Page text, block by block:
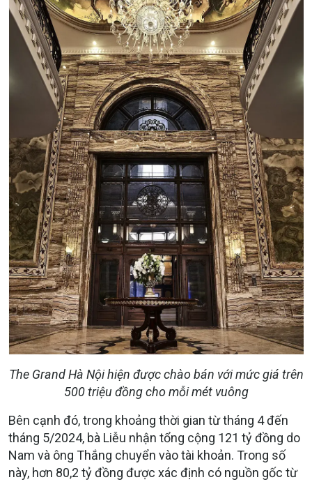
The Grand Hà Nội hiện được chào bán với mức giá trên
500 triệu đồng cho mỗi mét vuông
Bên cạnh đó, trong khoảng thời gian từ tháng 4 đến
tháng 5/2024, bà Liễu nhận tổng cộng 121 tỷ đồng do
Nam và ông Thắng chuyển vào tài khoản. Trong số
này, hơn 80,2 tỷ đồng được xác định có nguồn gốc từ